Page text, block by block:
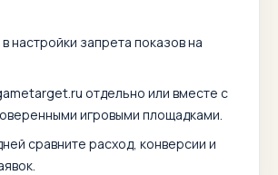
настройки запрета показов на
отдельно или вместе с
игровыми площадками.
сравните расход, конверсии и